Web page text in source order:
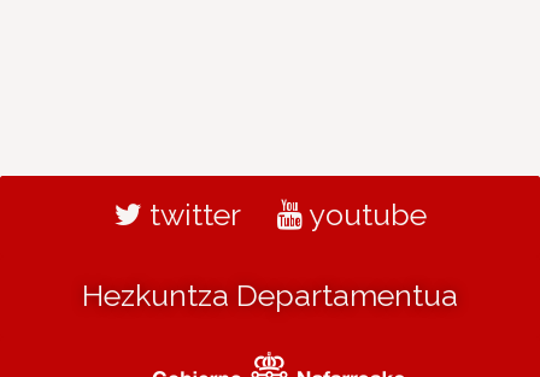
twitter youtube
Hezkuntza Departamentua